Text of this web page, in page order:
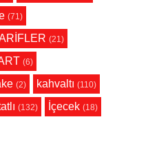
(71)
(21)
(6)
(2) kahvaltı (110)
(132) İçecek (18)